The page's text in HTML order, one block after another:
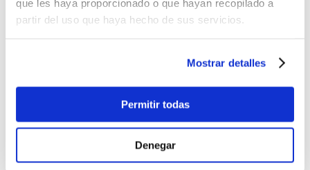
que les haya proporcionado o que hayan recopilado a
partir del uso que haya hecho de sus servicios.
Mostrar detalles
Permitir todas
Denegar
cm
$1.50
cm
Funda de Regalo Botella Dad 12 x 36 x 8 cm